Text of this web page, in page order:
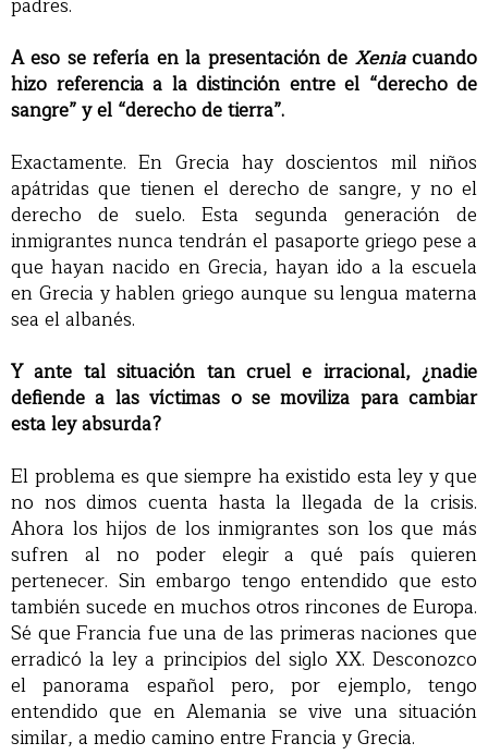
A eso se refería en la presentación de Xeniacuando
hizo referencia a la distinción entre el “derecho de
sangre” y el “derecho de tierra”.
Exactamente. En Grecia hay doscientos mil niños
apátridas que tienen el derecho de sangre, y no el
derecho de suelo. Esta segunda generación de
inmigrantes nunca tendrán el pasaporte griego pese a
que hayan nacido en Grecia, hayan ido a la escuela
en Grecia y hablen griego aunque su lengua materna
sea el albanés.
Y ante tal situación tan cruel e irracional, ¿nadie
defiende a las víctimas o se moviliza para cambiar
esta ley absurda?
El problema es que siempre ha existido esta ley y que
no nos dimos cuenta hasta la llegada de la crisis.
Ahora los hijos de los inmigrantes son los que más
sufren al no poder elegir a qué país quieren
pertenecer. Sin embargo tengo entendido que esto
también sucede en muchos otros rincones de Europa.
Sé que Francia fue una de las primeras naciones que
erradicó la ley a principios del siglo XX. Desconozco
el panorama español pero, por ejemplo, tengo
entendido que en Alemania se vive una situación
similar, a medio camino entre Francia y Grecia.